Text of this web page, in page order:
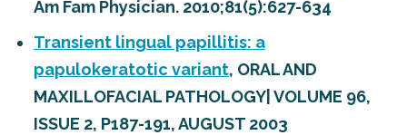
Am Fam Physician. 2010;81(5):627-634
Transient lingual papillitis: a
papulokeratotic variant, ORAL AND
MAXILLOFACIAL PATHOLOGY| VOLUME 96,
ISSUE 2, P187-191, AUGUST 2003